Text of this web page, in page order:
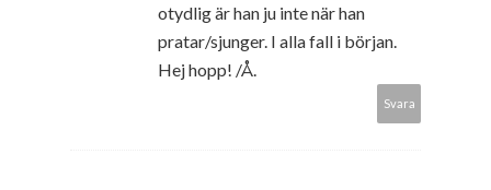
otydlig är han ju inte när han
pratar/sjunger. I alla fall i början.
Hej hopp! /Å.
Svara